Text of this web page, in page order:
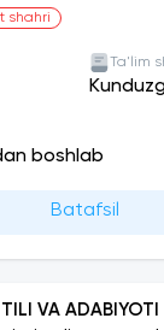
shahri
Ta'lim
boshlab
Batafsil
TILI VA ADABIYOTI